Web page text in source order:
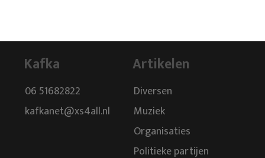
Kafka
06 51682822
kafkanet@xs4all.nl
Artikelen
Diversen
Muziek
Organisaties
Politieke partijen